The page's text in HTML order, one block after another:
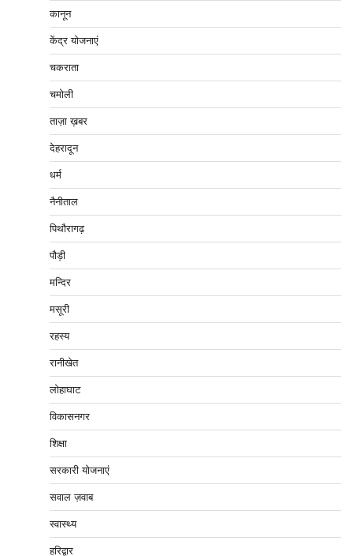
कानून
केंद्र योजनाएं
चकराता
चमोली
ताज़ा ख़बर
देहरादून
धर्म
नैनीताल
पिथौरागढ़
पौड़ी
मन्दिर
मसूरी
रहस्य
रानीखेत
लोहाघाट
विकासनगर
शिक्षा
सरकारी योजनाएं
सवाल ज़वाब
स्वास्थ्य
हरिद्वार